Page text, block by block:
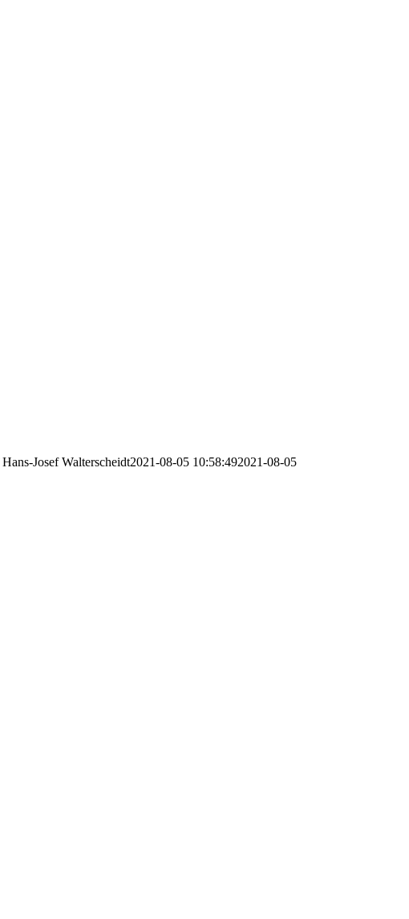
Hans-Josef Walterscheidt2021-08-05 10:58:492021-08-05